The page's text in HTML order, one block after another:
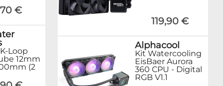
€
Loop
12mm
(2
119,90 €
Alphacool
Kit Watercooling
EisBaer Aurora
360 CPU - Digital
RGB V1.1